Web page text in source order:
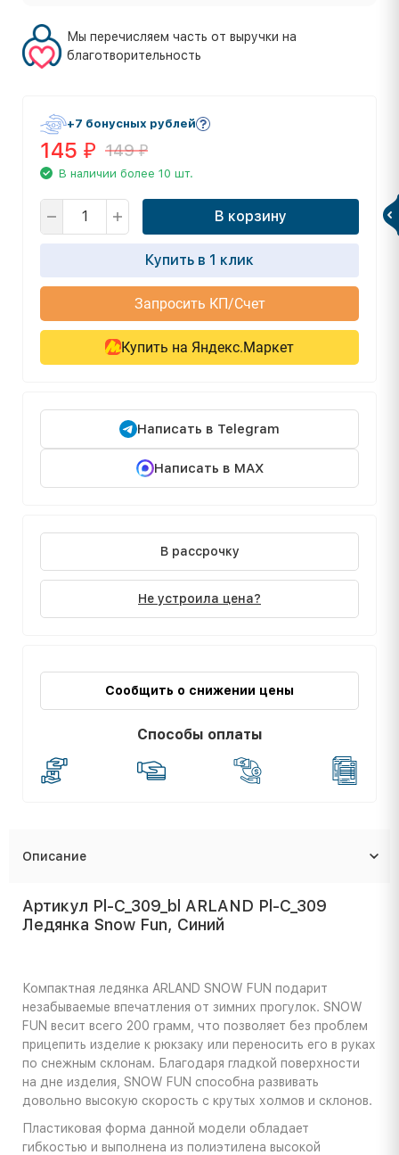
Мы перечисляем часть от выручки на
благотворительность
+7 бонусных рублей
145 ₽ 149₽
В наличии более 10 шт.
В корзину
Купить в 1 клик
Запросить КП/Счет
Купить на Яндекс.Маркет
Написать в Telegram
Написать в MAX
В рассрочку
Не устроила цена?
Сообщить о снижении цены
Способы оплаты
Описание
Артикул Pl-C_309_bl ARLAND Pl-C_309
Ледянка Snow Fun, Синий
Компактная ледянка ARLAND SNOW FUN подарит
незабываемые впечатления от зимних прогулок. SNOW
FUN весит всего 200 грамм, что позволяет без проблем
прицепить изделие к рюкзаку или переносить его в руках
по снежным склонам. Благодаря гладкой поверхности
на дне изделия, SNOW FUN способна развивать
довольно высокую скорость с крутых холмов и склонов.
Пластиковая форма данной модели обладает
гибкостью и выполнена из полиэтилена высокой